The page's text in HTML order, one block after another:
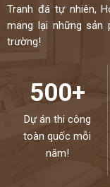
Tranh đá tự nhiên,
mang lại những
trường!
500+
Dự án thi công
toàn quốc mỗi
năm!